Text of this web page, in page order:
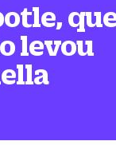
levou